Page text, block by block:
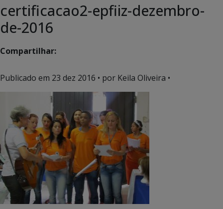
certificacao2-epfiiz-dezembro-
de-2016
Compartilhar:
Publicado em 23 dez 2016 • por Keila Oliveira •